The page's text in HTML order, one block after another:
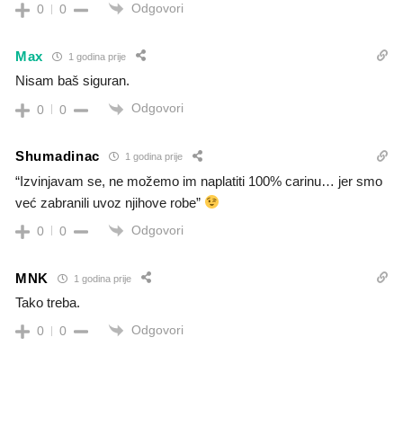
0 0 Odgovori
Max 1 godina prije
Nisam baš siguran.
0 0 Odgovori
Shumadinac 1 godina prije
“Izvinjavam se, ne možemo im naplatiti 100% carinu… jer smo
već zabranili uvoz njihove robe”
0 0 Odgovori
MNK 1 godina prije
Tako treba.
0 0 Odgovori